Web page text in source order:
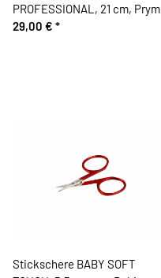
PROFESSIONAL, 21 cm, Prym
29,00 € *
Stickschere BABY SOFT